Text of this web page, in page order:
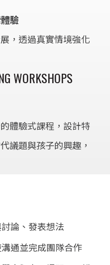
驗
，透過真實情境強化
WORKSHOPS
體驗式課程，設計特
議題與孩子的興趣，
論、發表想法
通並完成團隊合作